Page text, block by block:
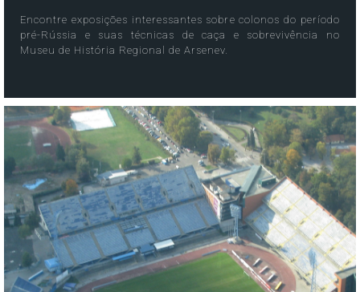
Encontre exposições interessantes sobre colonos do período
pré-Rússia e suas técnicas de caça e sobrevivência no
Museu de História Regional de Arsenev.